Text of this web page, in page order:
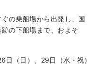
の乗船場から出発し、国
の下船場まで、およそ
（日）、29日（水・祝）